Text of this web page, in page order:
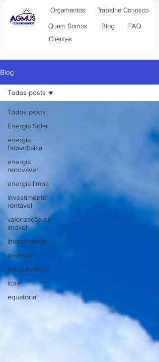
Orçamentos
Quem Somos
Blog FAQ
Trabalhe Conosco
Clientes
Blog
Todos posts
Energia Solar
energia
fotovoltaica
energia
renovável
energia limpa
investimento
rentável
valorização do
imóvel
investimento
inversor
microinversor
lcoe
equatorial
Todos posts